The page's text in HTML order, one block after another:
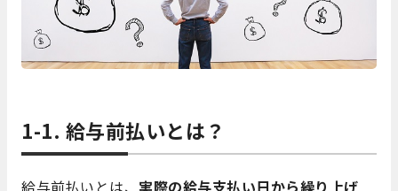
1-1. 給与前払いとは？
給与前払いとは、 実際の給与支払い日から繰り上げ